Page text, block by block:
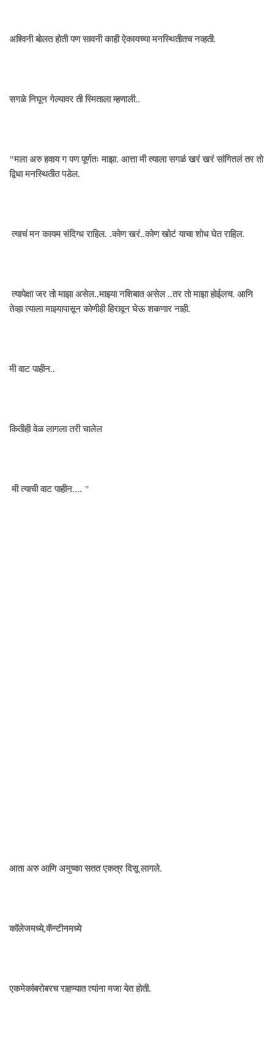
अश्विनी बोलत होती पण सावनी काही ऐकायच्या मनस्थितीतच नव्हती.
सगळे निघून गेल्यावर ती स्मिताला म्हणाली..
"मला अरु हवाय ग पण पूर्णतः माझा. आत्ता मी त्याला सगळं खरं खरं सांगितलं तर तो
द्विधा मनस्थितीत पडेल.
त्याचं मन कायम संदिग्ध राहिल. .कोण खरं..कोण खोटं याचा शोध घेत राहिल.
त्यापेक्षा जर तो माझा असेल..माझ्या नशिबात असेल ..तर तो माझा होईलच. आणि
तेव्हा त्याला माझ्यापासून कोणीही हिरावून घेऊ शकणार नाही.
मी वाट पाहीन..
कितीही वेळ लागला तरी चालेल
मी त्याची वाट पाहीन.... "
आता अरु आणि अनुष्का सतत एकत्र दिसू लागले.
कॉलेजमध्ये,कॅन्टीनमध्ये
एकमेकांबरोबरच राहण्यात त्यांना मजा येत होती.